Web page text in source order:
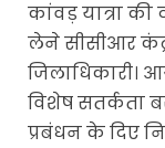
कांवड़ यात्रा
लेने सीसीआर
जिलाधिकारी।
विशेष सतर्कता
प्रबंधन के दिए